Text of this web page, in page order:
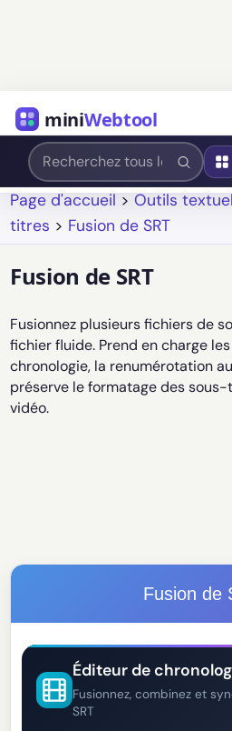
miniWebtool
Page d'accueil >Outils
titres > Fusion de SRT
Fusion de SRT
Fusionnez plusieurs fichiers de
fichier fluide. Prend en charge
chronologie, la renumérotation
préserve le formatage des
vidéo.
Fusion de
Éditeur de
Fusionnez, combinez et
SRT